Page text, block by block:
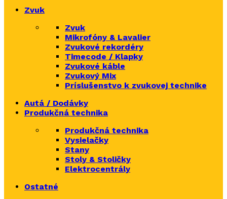
Zvuk
Zvuk
Mikrofóny & Lavalier
Zvukové rekordéry
Timecode / Klapky
Zvukové káble
Zvukový Mix
Príslušenstvo k zvukovej technike
Autá / Dodávky
Produkčná technika
Produkčná technika
Vysielačky
Stany
Stoly & Stoličky
Elektrocentrály
Ostatné